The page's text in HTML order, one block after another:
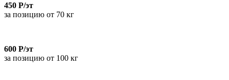
450 Р/эт
за позицию от 70 кг
600 Р/эт
за позицию от 100 кг